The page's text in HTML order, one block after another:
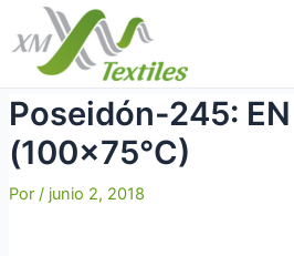
contenido
Poseidón-245:
(100×75°C)
Por / junio 2, 2018